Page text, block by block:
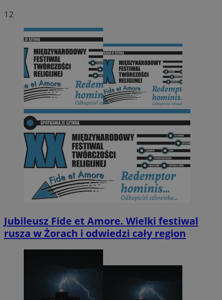
12
Jubileusz Fide et Amore. Wielki festiwal
rusza w Żorach i odwiedzi cały region